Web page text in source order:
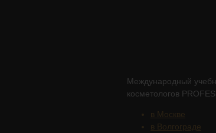
Международный
косметологов
в Москве
в Волгограде